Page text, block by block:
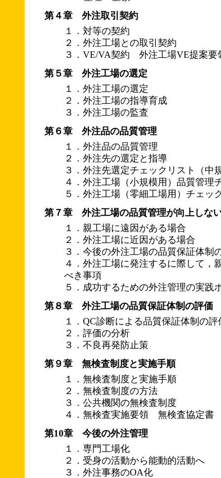
第４章 外注取引契約
１．対等の契約
２．外注工場との取引契約
３．VE/VA契約 外注工場VE提案要
第５章 外注工場の選定
１．外注工場の選定
２．外注工場の指導育成
３．外注工場の監査
第６章 外注品の品質管理
１．外注品の品質管理
２．外注先の選定と指導
３．外注先選定チェックリスト（中
４．外注工場（小規模用）品質管理
５．外注工場（零細工場用）チェッ
第７章 外注工場の品質管理が向上しな
１．親工場に遠因がある場合
２．外注工場に近因がある場合
３．今後の外注工場の品質保証体制
４．外注工場に発注するに際して，
べき事項
５．成功するための外注管理の実践
第８章 外注工場の品質保証体制の評価
１．QC診断による品質保証体制の評
２．評価の分析
３．不良再発防止策
第９章 無検査制度と実施手順
１．無検査制度と実施手順
２．無検査制度の方法
３．公共機関の無検査制度
４．無検査実施要領 無検査協定書
第10章 今後の外注管理
１．専門工場化
２．受身の活動から能動的活動へ
３．外注事務のOA化